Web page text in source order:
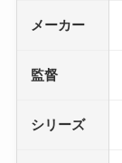
メーカー
監督
シリーズ